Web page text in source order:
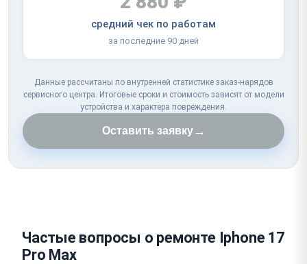
средний чек по работам
за последние 90 дней
Данные рассчитаны по внутренней статистике заказ-нарядов
сервисного центра. Итоговые сроки и стоимость зависят от модели
устройства и характера повреждения.
Оставить заявку→
Частые вопросы о ремонте Iphone 17
Pro Max